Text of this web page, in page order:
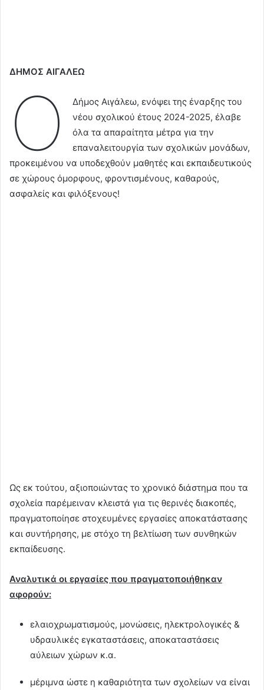
ΔΗΜΟΣ ΑΙΓΑΛΕΩ
Ο
Δήμος Αιγάλεω, ενόψει της έναρξης του
νέου σχολικού έτους 2024-2025, έλαβε
όλα τα απαραίτητα μέτρα για την
επαναλειτουργία των σχολικών μονάδων,
προκειμένου να υποδεχθούν μαθητές και εκπαιδευτικούς
σε χώρους όμορφους, φροντισμένους, καθαρούς,
ασφαλείς και φιλόξενους!
Ως εκ τούτου, αξιοποιώντας το χρονικό διάστημα που τα
σχολεία παρέμειναν κλειστά για τις θερινές διακοπές,
πραγματοποίησε στοχευμένες εργασίες αποκατάστασης
και συντήρησης, με στόχο τη βελτίωση των συνθηκών
εκπαίδευσης.
Αναλυτικά οι εργασίες που πραγματοποιήθηκαν
αφορούν:
ελαιοχρωματισμούς, μονώσεις, ηλεκτρολογικές &
υδραυλικές εγκαταστάσεις, αποκαταστάσεις
αύλειων χώρων κ.α.
μέριμνα ώστε η καθαριότητα των σχολείων να είναι